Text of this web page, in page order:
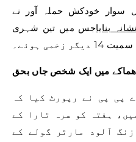
سوار خودکش حملہ آور نے
بنایاجس میں تین شہری
ہوئے۔
میں ایک شخص جاں بحق
پی پی نے رپورٹ کیا کہ
ہفتہ کو سرہ تارا کے
آلود مارٹر گولے کے